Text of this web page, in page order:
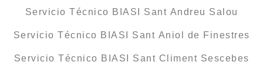
Servicio Técnico BIASI Sant Andreu Salou
Servicio Técnico BIASI Sant Aniol de Finestres
Servicio Técnico BIASI Sant Climent Sescebes